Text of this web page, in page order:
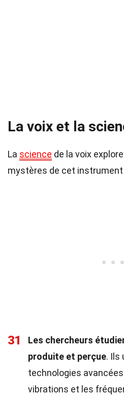
La voix et la
La science de la voix
mystères de cet
31
Les chercheurs
produite et perçue. Ils
technologies
vibrations et les